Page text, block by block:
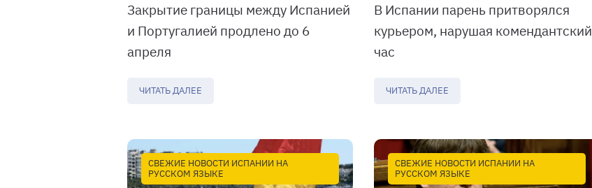
Закрытие границы между Испанией
и Португалией продлено до 6
апреля
ЧИТАТЬ ДАЛЕЕ
В Испании парень притворялся
курьером, нарушая комендантский
час
ЧИТАТЬ ДАЛЕЕ
СВЕЖИЕ НОВОСТИ ИСПАНИИ НА
РУССКОМ ЯЗЫКЕ
СВЕЖИЕ НОВОСТИ ИСПАНИИ НА
РУССКОМ ЯЗЫКЕ